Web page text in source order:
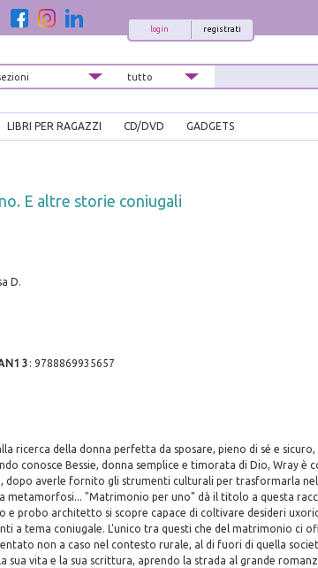
registrati
login
LIBRI PER RAGAZZI CD/DVD GADGETS
E altre storie coniugali
D.
: 9788869935657
ricerca della donna perfetta da sposare, pieno di sé e
conosce Bessie, donna semplice e timorata di Dio, Wray è
dopo averle fornito gli strumenti culturali per trasformarla
metamorfosi... "Matrimonio per uno" dà il titolo a questa
e probo architetto si scopre capace di coltivare desideri
a tema coniugale. L'unico tra questi che del matrimonio ci
non a caso nel contesto rurale, al di fuori di quella
sua vita e la sua scrittura, aprendo la strada al grande